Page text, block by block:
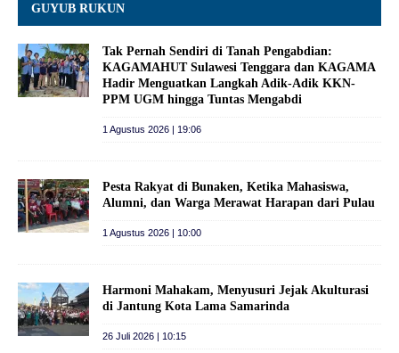
GUYUB RUKUN
Tak Pernah Sendiri di Tanah Pengabdian:
KAGAMAHUT Sulawesi Tenggara dan KAGAMA
Hadir Menguatkan Langkah Adik-Adik KKN-
PPM UGM hingga Tuntas Mengabdi
1 Agustus 2026 | 19:06
Pesta Rakyat di Bunaken, Ketika Mahasiswa,
Alumni, dan Warga Merawat Harapan dari Pulau
1 Agustus 2026 | 10:00
Harmoni Mahakam, Menyusuri Jejak Akulturasi
di Jantung Kota Lama Samarinda
26 Juli 2026 | 10:15